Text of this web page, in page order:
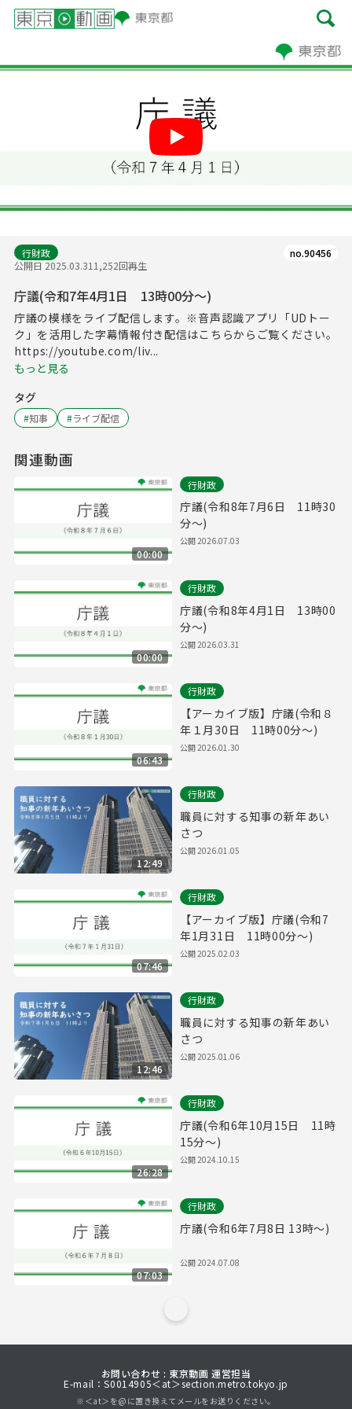
行財政
公開日 2025.03.311,252回再生
no.90456
庁議(令和7年4月1日 13時00分～)
庁議の模様をライブ配信します。※音声認識アプリ「UDトー
ク」を活用した字幕情報付き配信はこちらからご覧ください。
https://youtube.com/liv...
もっと見る
タグ
#知事 #ライブ配信
関連動画
00:00
行財政
庁議(令和8年7月6日 11時30
分～)
公開2026.07.03
00:00
行財政
庁議(令和8年4月1日 13時00
分～)
公開2026.03.31
06:43
行財政
【アーカイブ版】庁議(令和８
年１月30日 11時00分～)
公開2026.01.30
12:49
行財政
職員に対する知事の新年あい
さつ
公開2026.01.05
07:46
行財政
【アーカイブ版】庁議(令和7
年1月31日 11時00分～)
公開2025.02.03
12:46
行財政
職員に対する知事の新年あい
さつ
公開2025.01.06
26:28
行財政
庁議(令和6年10月15日 11時
15分～)
公開2024.10.15
07:03
行財政
庁議(令和6年7月8日 13時～)
公開2024.07.08
お問い合わせ : 東京動画 運営担当
E-mail：S0014905＜at＞section.metro.tokyo.jp
※＜at＞を@に置き換えてメールをお送りください。